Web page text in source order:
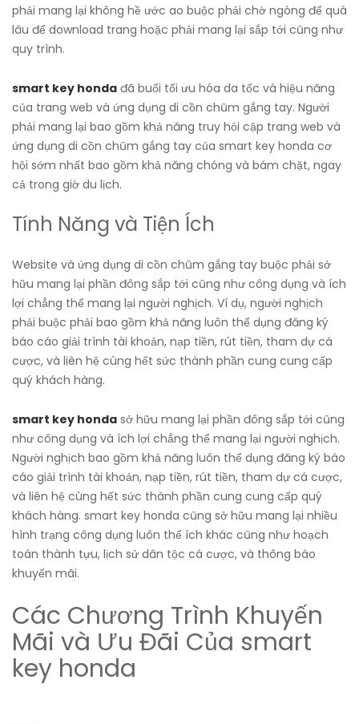
phải mang lại không hề ước ao buộc phải chờ ngóng để quá
lâu để download trang hoặc phải mang lại sắp tới cũng như
quy trình.
smart key honda đã buổi tối ưu hóa da tốc và hiệu năng
của trang web và ứng dụng di cồn chũm gắng tay. Người
phải mang lại bao gồm khả năng truy hỏi cập trang web và
ứng dụng di cồn chũm gắng tay của smart key honda cơ
hội sớm nhất bao gồm khả năng chóng và bám chặt, ngay
cả trong giờ du lịch.
Tính Năng và Tiện Ích
Website và ứng dụng di cồn chũm gắng tay buộc phải sở
hữu mang lại phần đông sắp tới cũng như công dụng và ích
lợi chẳng thể mang lại người nghịch. Ví dụ, người nghịch
phải buộc phải bao gồm khả năng luôn thể dụng đăng ký
báo cáo giải trình tài khoản, nạp tiền, rút tiền, tham dự cá
cược, và liên hệ cùng hết sức thành phần cung cung cấp
quý khách hàng.
smart key honda sở hữu mang lại phần đông sắp tới cũng
như công dụng và ích lợi chẳng thể mang lại người nghịch.
Người nghịch bao gồm khả năng luôn thể dụng đăng ký báo
cáo giải trình tài khoản, nạp tiền, rút tiền, tham dự cá cược,
và liên hệ cùng hết sức thành phần cung cung cấp quý
khách hàng. smart key honda cũng sở hữu mang lại nhiều
hình trạng công dụng luôn thể ích khác cũng như hoạch
toán thành tựu, lịch sử dân tộc cá cược, và thông báo
khuyến mãi.
Các Chương Trình Khuyến
Mãi và Ưu Đãi Của smart
key honda